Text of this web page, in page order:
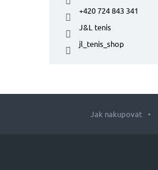
+420 724 843 341
J&L tenis
jl_tenis_shop
Jak nakupovat